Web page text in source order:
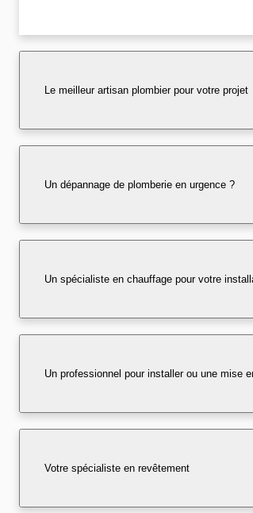
Le meilleur artisan plombier pour votre projet
Un dépannage de plomberie en urgence ?
Un spécialiste en chauffage pour votre
Un professionnel pour installer ou une mise
Votre spécialiste en revêtement